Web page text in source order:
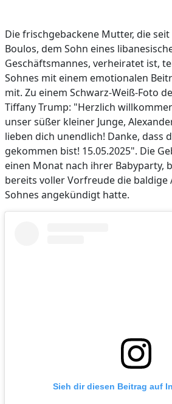
Die frischgebackene Mutter, die
Boulos, dem Sohn eines
Geschäftsmannes, verheiratet ist,
Sohnes mit einem emotionalen
mit. Zu einem Schwarz-Weiß-Foto
Tiffany Trump: "Herzlich
unser süßer kleiner Junge,
lieben dich unendlich! Danke, dass
gekommen bist! 15.05.2025". Die
einen Monat nach ihrer Babyparty,
bereits voller Vorfreude die baldige
Sohnes angekündigt hatte.
Sieh dir diesen Beitrag auf